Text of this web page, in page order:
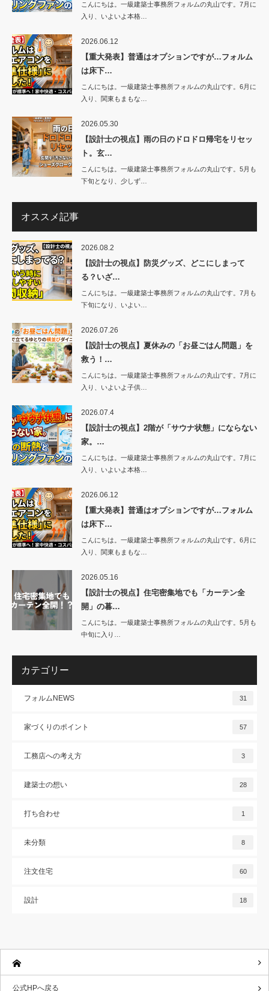
こんにちは。一級建築士事務所フォルムの丸山です。7月に
入り、いよいよ本格…
2026.06.12
【重大発表】普通はオプションですが…フォルム
は床下…
こんにちは。一級建築士事務所フォルムの丸山です。6月に
入り、関東もまもな…
2026.05.30
【設計士の視点】雨の日のドロドロ帰宅をリセッ
ト。玄…
こんにちは。一級建築士事務所フォルムの丸山です。5月も
下旬となり、少しず…
オススメ記事
2026.08.2
【設計士の視点】防災グッズ、どこにしまって
る？いざ…
こんにちは。一級建築士事務所フォルムの丸山です。7月も
下旬になり、いよい…
2026.07.26
【設計士の視点】夏休みの「お昼ごはん問題」を
救う！…
こんにちは。一級建築士事務所フォルムの丸山です。7月に
入り、いよいよ子供…
2026.07.4
【設計士の視点】2階が「サウナ状態」にならない
家。…
こんにちは。一級建築士事務所フォルムの丸山です。7月に
入り、いよいよ本格…
2026.06.12
【重大発表】普通はオプションですが…フォルム
は床下…
こんにちは。一級建築士事務所フォルムの丸山です。6月に
入り、関東もまもな…
2026.05.16
【設計士の視点】住宅密集地でも「カーテン全
開」の暮…
こんにちは。一級建築士事務所フォルムの丸山です。5月も
中旬に入り…
カテゴリー
フォルムNEWS 31
家づくりのポイント 57
工務店への考え方 3
建築士の想い 28
打ち合わせ 1
未分類 8
注文住宅 60
設計 18
公式HPへ戻る